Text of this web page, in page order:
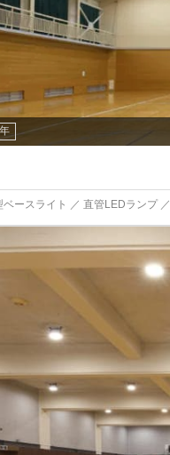
ースライト ／ 直管LEDランプ